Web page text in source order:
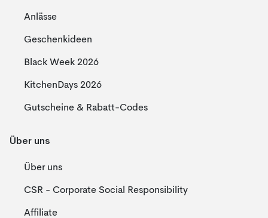
Anlässe
Geschenkideen
Black Week 2026
KitchenDays 2026
Gutscheine & Rabatt-Codes
Über uns
Über uns
CSR - Corporate Social Responsibility
Affiliate